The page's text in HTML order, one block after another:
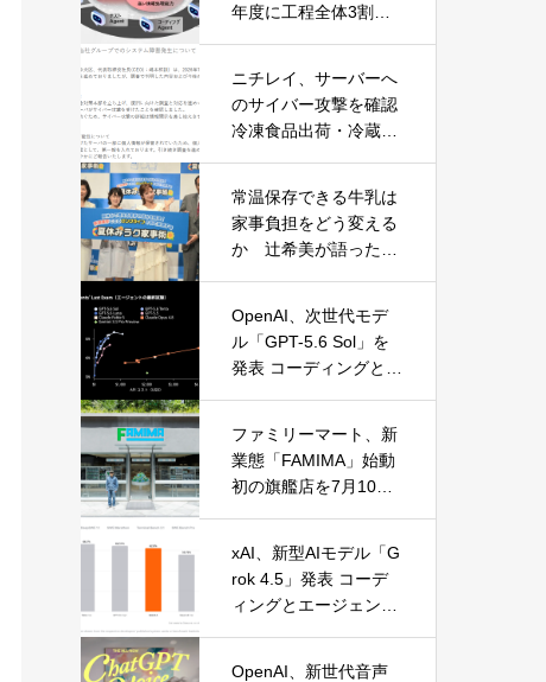
年度に工程全体3割向
ニチレイ、サーバーへ
のサイバー攻撃を確認
冷凍食品出荷・冷蔵倉
常温保存できる牛乳は
家事負担をどう変える
か 辻希美が語った夏
OpenAI、次世代モデ
ル「GPT-5.6 Sol」を
発表 コーディングとサ
ファミリーマート、新
業態「FAMIMA」始動
初の旗艦店を7月10日
xAI、新型AIモデル「G
rok 4.5」発表 コーデ
ィングとエージェント
OpenAI、新世代音声